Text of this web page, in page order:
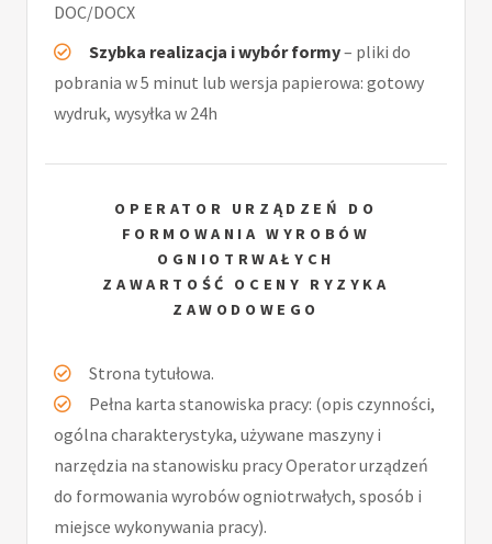
DOC/DOCX
Szybka realizacja i wybór formy– pliki do
pobrania w 5 minut lub wersja papierowa: gotowy
wydruk, wysyłka w 24h
OPERATOR URZĄDZEŃ DO
FORMOWANIA WYROBÓW
OGNIOTRWAŁYCH
ZAWARTOŚĆ OCENY RYZYKA
ZAWODOWEGO
Strona tytułowa.
Pełna karta stanowiska pracy: (opis czynności,
ogólna charakterystyka, używane maszyny i
narzędzia na stanowisku pracy Operator urządzeń
do formowania wyrobów ogniotrwałych, sposób i
miejsce wykonywania pracy).